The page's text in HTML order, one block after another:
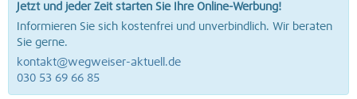
Jetzt und jeder Zeit starten Sie Ihre Online-Werbung!
Informieren Sie sich kostenfrei und unverbindlich. Wir beraten
Sie gerne.
kontakt@wegweiser-aktuell.de
030 53 69 66 85